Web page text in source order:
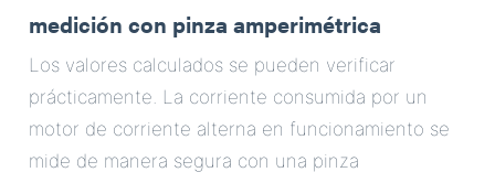
medición con pinza amperimétrica
Los valores calculados se pueden verificar
prácticamente. La corriente consumida por un
motor de corriente alterna en funcionamiento se
mide de manera segura con una pinza